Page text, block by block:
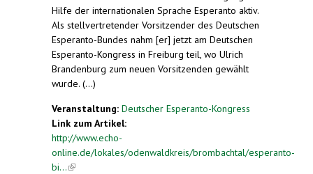
Hilfe der internationalen Sprache Esperanto aktiv.
Als stellvertretender Vorsitzender des Deutschen
Esperanto-Bundes nahm [er] jetzt am Deutschen
Esperanto-Kongress in Freiburg teil, wo Ulrich
Brandenburg zum neuen Vorsitzenden gewählt
wurde. (...)
Veranstaltung: Deutscher Esperanto-Kongress
Link zum Artikel:
http://www.echo-
online.de/lokales/odenwaldkreis/brombachtal/esperanto-
bi...(link is external)